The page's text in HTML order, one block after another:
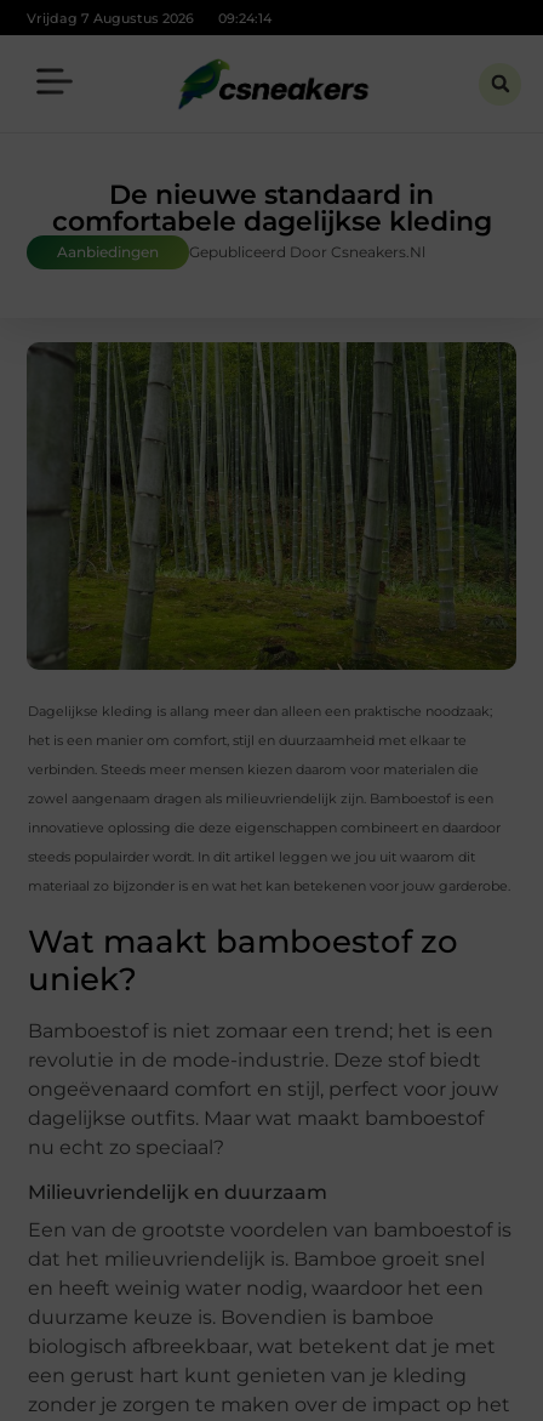
Vrijdag 7 Augustus 2026 09:24:16
De nieuwe standaard in
comfortabele dagelijkse kleding
Aanbiedingen Gepubliceerd Door Csneakers.nl
Dagelijkse kleding is allang meer dan alleen een praktische noodzaak;
het is een manier om comfort, stijl en duurzaamheid met elkaar te
verbinden. Steeds meer mensen kiezen daarom voor materialen die
zowel aangenaam dragen als milieuvriendelijk zijn. Bamboestof is een
innovatieve oplossing die deze eigenschappen combineert en daardoor
steeds populairder wordt. In dit artikel leggen we jou uit waarom dit
materiaal zo bijzonder is en wat het kan betekenen voor jouw garderobe.
Wat maakt bamboestof zo
uniek?
Bamboestof is niet zomaar een trend; het is een
revolutie in de mode-industrie. Deze stof biedt
ongeëvenaard comfort en stijl, perfect voor jouw
dagelijkse outfits. Maar wat maakt bamboestof
nu echt zo speciaal?
Milieuvriendelijk en duurzaam
Een van de grootste voordelen van bamboestof is
dat het milieuvriendelijk is. Bamboe groeit snel
en heeft weinig water nodig, waardoor het een
duurzame keuze is. Bovendien is bamboe
biologisch afbreekbaar, wat betekent dat je met
een gerust hart kunt genieten van je kleding
zonder je zorgen te maken over de impact op het